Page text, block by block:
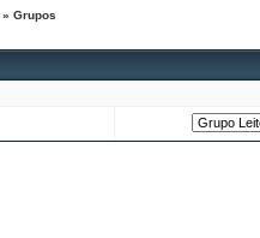
» Grupos